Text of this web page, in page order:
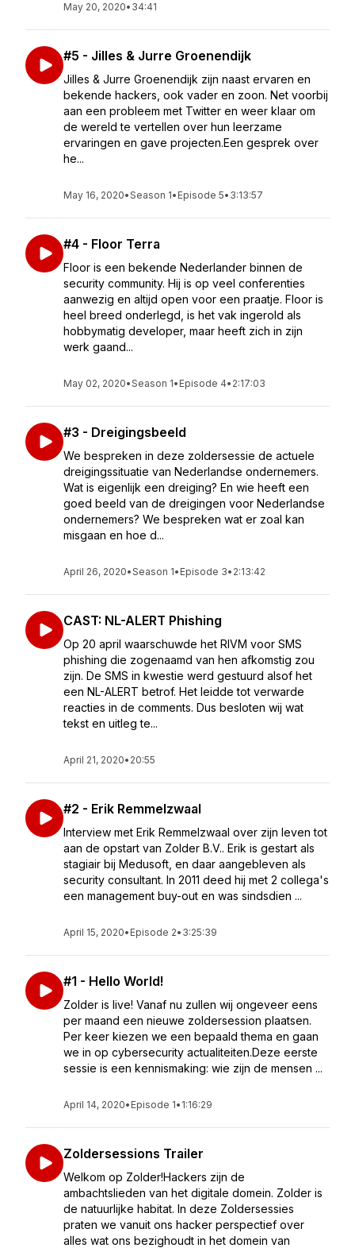
May 20, 2020• 34:41
#5 - Jilles & Jurre Groenendijk
Jilles & Jurre Groenendijk zijn naast ervaren en
bekende hackers, ook vader en zoon. Net voorbij
aan een probleem met Twitter en weer klaar om
de wereld te vertellen over hun leerzame
ervaringen en gave projecten.Een gesprek over
he...
May 16, 2020•Season 1• Episode 5• 3:13:57
#4 - Floor Terra
Floor is een bekende Nederlander binnen de
security community. Hij is op veel conferenties
aanwezig en altijd open voor een praatje. Floor is
heel breed onderlegd, is het vak ingerold als
hobbymatig developer, maar heeft zich in zijn
werk gaand...
May 02, 2020•Season 1• Episode 4• 2:17:03
#3 - Dreigingsbeeld
We bespreken in deze zoldersessie de actuele
dreigingssituatie van Nederlandse ondernemers.
Wat is eigenlijk een dreiging? En wie heeft een
goed beeld van de dreigingen voor Nederlandse
ondernemers? We bespreken wat er zoal kan
misgaan en hoe d...
April 26, 2020•Season 1• Episode 3• 2:13:42
CAST: NL-ALERT Phishing
Op 20 april waarschuwde het RIVM voor SMS
phishing die zogenaamd van hen afkomstig zou
zijn. De SMS in kwestie werd gestuurd alsof het
een NL-ALERT betrof. Het leidde tot verwarde
reacties in de comments. Dus besloten wij wat
tekst en uitleg te...
April 21, 2020• 20:55
#2 - Erik Remmelzwaal
Interview met Erik Remmelzwaal over zijn leven tot
aan de opstart van Zolder B.V.. Erik is gestart als
stagiair bij Medusoft, en daar aangebleven als
security consultant. In 2011 deed hij met 2 collega's
een management buy-out en was sindsdien ...
April 15, 2020• Episode 2• 3:25:39
#1 - Hello World!
Zolder is live! Vanaf nu zullen wij ongeveer eens
per maand een nieuwe zoldersession plaatsen.
Per keer kiezen we een bepaald thema en gaan
we in op cybersecurity actualiteiten.Deze eerste
sessie is een kennismaking: wie zijn de mensen ...
April 14, 2020• Episode 1• 1:16:29
Zoldersessions Trailer
Welkom op Zolder!Hackers zijn de
ambachtslieden van het digitale domein. Zolder is
de natuurlijke habitat. In deze Zoldersessies
praten we vanuit ons hacker perspectief over
alles wat ons bezighoudt in het domein van